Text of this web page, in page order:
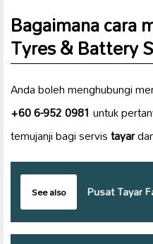
Bagaimana cara
Tyres & Battery
Anda boleh menghubungi
+60 6-952 0981 untuk
temujanji bagi servistayar
See also Pusat Tayar